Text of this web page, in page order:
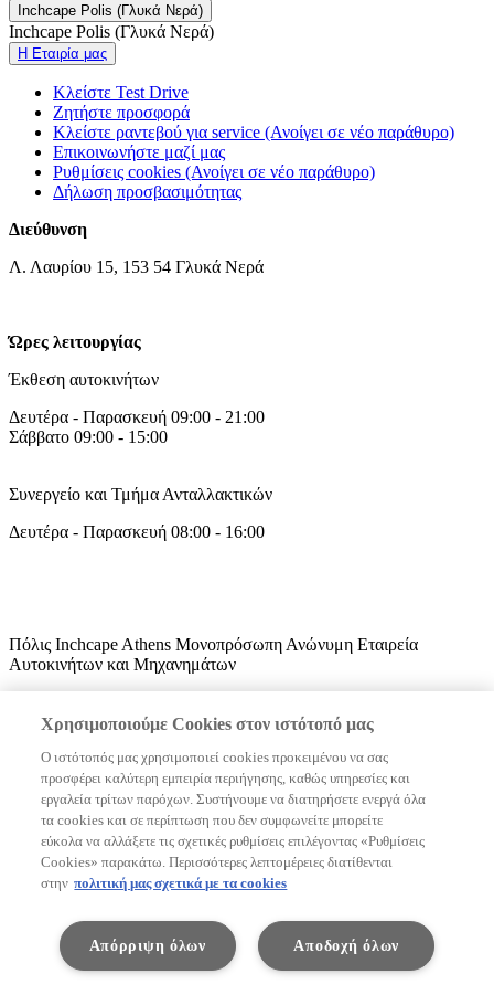
Inchcape Polis (Γλυκά Νερά)
Inchcape Polis (Γλυκά Νερά)
Η Εταιρία μας
Κλείστε Test Drive
Ζητήστε προσφορά
Κλείστε ραντεβού για service (Ανοίγει σε νέο παράθυρο)
Επικοινωνήστε μαζί μας
Ρυθμίσεις cookies (Ανοίγει σε νέο παράθυρο)
Δήλωση προσβασιμότητας
Διεύθυνση
Λ. Λαυρίου 15, 153 54 Γλυκά Νερά
Ώρες λειτουργίας
Έκθεση αυτοκινήτων
Δευτέρα - Παρασκευή 09:00 - 21:00
Σάββατο 09:00 - 15:00
Συνεργείο και Τμήμα Ανταλλακτικών
Δευτέρα - Παρασκευή 08:00 - 16:00
Πόλις Inchcape Athens Μονοπρόσωπη Ανώνυμη Εταιρεία
Αυτοκινήτων και Μηχανημάτων
ΑΡ. Γ.Ε.ΜΗ. 130368801000
Πνευματικά δικαιώματα © Toyota 2026
Όροι χρήσης
Πολιτική απορρήτου
Δήλωση απορρήτου
Ειδοποίηση για τον Νόμο Διαμοιρασμού Δεδομένων
Χρησιμοποιούμε Cookies στον ιστότοπό μας
Ο ιστότοπός μας χρησιμοποιεί cookies προκειμένου να σας
προσφέρει καλύτερη εμπειρία περιήγησης, καθώς υπηρεσίες και
εργαλεία τρίτων παρόχων. Συστήνουμε να διατηρήσετε ενεργά όλα
τα cookies και σε περίπτωση που δεν συμφωνείτε μπορείτε
εύκολα να αλλάξετε τις σχετικές ρυθμίσεις επιλέγοντας «Ρυθμίσεις
Cookies» παρακάτω. Περισσότερες λεπτομέρειες διατίθενται
στην πολιτική μας σχετικά με τα cookies
Αποδοχή όλων
Απόρριψη όλων